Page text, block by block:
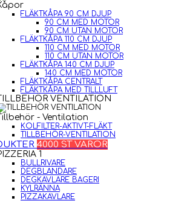
FLÄKTKÅPA 90 CM DJUP
90 CM MED MOTOR
90 CM UTAN MOTOR
FLÄKTKÅPA 110 CM DJUP
110 CM MED MOTOR
110 CM UTAN MOTOR
FLÄKTKÅPA 140 CM DJUP
140 CM MED MOTOR
FLÄKTKÅPA CENTRALT
FLÄKTKÅPA MED TILLLUFT
VENTILATION
- Ventilation
KOLFILTER-AKTIVT-FLÄKT
TILLBEHÖR-VENTILATION
4000 ST VAROR
1
BULLRIVARE
DEGBLANDARE
DEGKAVLARE BAGERI
KYLRÄNNA
PIZZAKAVLARE